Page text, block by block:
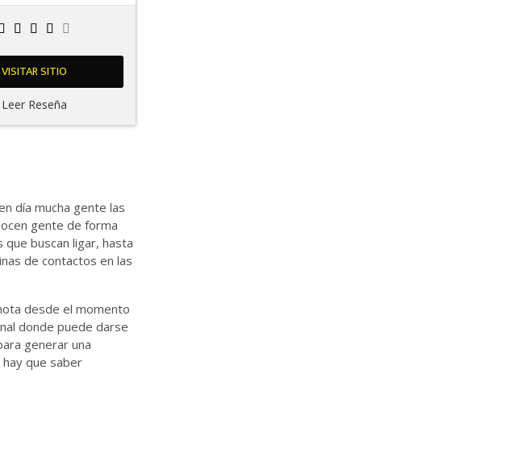
VISITAR SITIO
Leer Reseña
día mucha gente las
gente de forma
buscan ligar, hasta
de contactos en las
desde el momento
donde puede darse
generar una
que saber